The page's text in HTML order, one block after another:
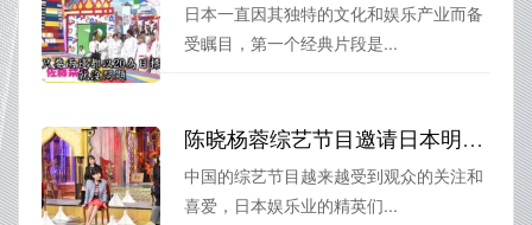
日本一直因其独特的文化和娱乐产业而备
受瞩目，第一个经典片段是...
陈晓杨蓉综艺节目邀请日本明星加盟，人气直线攀升
中国的综艺节目越来越受到观众的关注和
喜爱，日本娱乐业的精英们...